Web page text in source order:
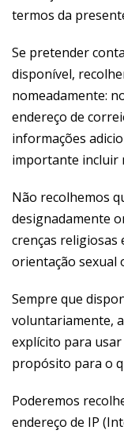
termos da
Se pretender
disponível,
nomeadamente:
endereço de
informações
importante incluir
Não recolhemos
designadamente
crenças religiosas
orientação sexual
Sempre que
voluntariamente,
explícito para
propósito para o
Poderemos
endereço de IP